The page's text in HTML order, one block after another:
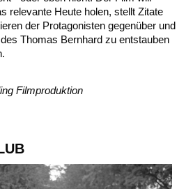
relevante Heute holen, stellt Zitate
der Protagonisten gegenüber und
Thomas Bernhard zu entstauben
Filmproduktion